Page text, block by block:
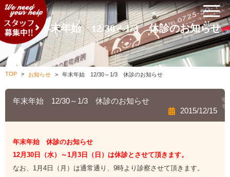
年末年始 12/30～1/3 休診のお知らせ
Menu
TOP お知らせ 年末年始 12/30～1/3 休診のお知らせ
年末年始 12/30～1/3 休診のお知らせ
2015/12/15
年末年始 休診のお知らせ
12月30日（水）～1月3日（日 ）は休診とさせて頂きます。
なお、1月4日（月）は通常通り、9時より診察させて頂きます。